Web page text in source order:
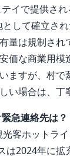
イで提供さ
として確立さ
量は規制され
価な商業用模
ますが、村
い場合は、丁
急連絡先は？
客ホットラ
2024年に拡